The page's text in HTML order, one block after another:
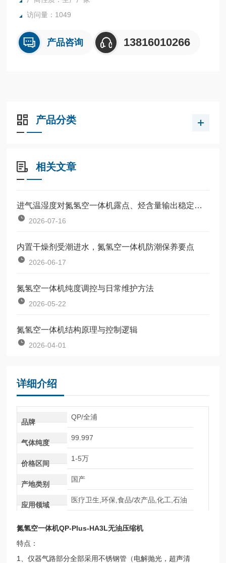
访问量：1049
产品咨询 13816010266
产品分类
相关文章
进气温湿度对氮氢空一体机露点、烃含量输出稳定性的影响及补偿
2026-07-16
内置干燥剂受潮进水，氮氢空一体机防潮保养要点
2026-06-17
氮氢空一体机纯度调控与日常维护方法
2026-05-22
氮氢空一体机结构原理与控制逻辑
2026-04-01
详细介绍
品牌
QP/全浦
气体纯度
99.997
价格区间
1-5万
产地类别
国产
应用领域
医疗卫生,环保,食品/农产品,化工,石油
氮氢空一体机QP-Plus-HA3L无油压缩机
特点：
1、仪器气路部分全部采用不锈钢管（电解抛光，超声清